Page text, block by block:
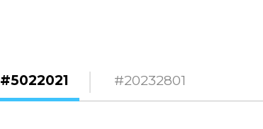
#5022021 #20232801